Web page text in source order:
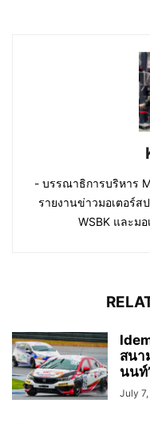
- บรรณาธิการบริหาร
รายงานข่าวมอเตอร์ส
WSBK และม
สนา
นนท์
July